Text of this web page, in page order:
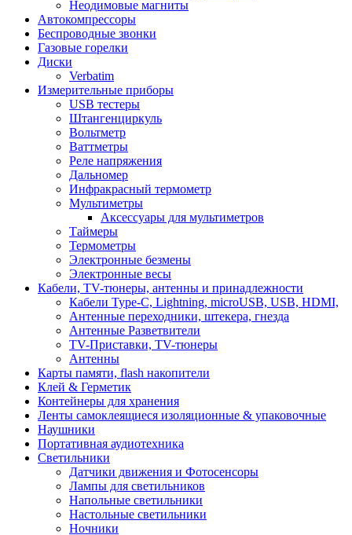
Неодимовые магниты
Автокомпрессоры
Беспроводные звонки
Газовые горелки
Диски
Verbatim
Измерительные приборы
USB тестеры
Штангенциркуль
Вольтметр
Ваттметры
Реле напряжения
Дальномер
Инфракрасный термометр
Мультиметры
Аксессуары для мультиметров
Таймеры
Термометры
Электронные безмены
Электронные весы
Кабели, TV-тюнеры, антенны и принадлежности
Кабели Type-C, Lightning, microUSB, USB, HDMI,
Антенные переходники, штекера, гнезда
Антенные Разветвители
TV-Приставки, TV-тюнеры
Антенны
Карты памяти, flash накопители
Клей & Герметик
Контейнеры для хранения
Ленты самоклеящиеся изоляционные & упаковочные
Наушники
Портативная аудиотехника
Светильники
Датчики движения и Фотосенсоры
Лампы для светильников
Напольные светильники
Настольные светильники
Ночники